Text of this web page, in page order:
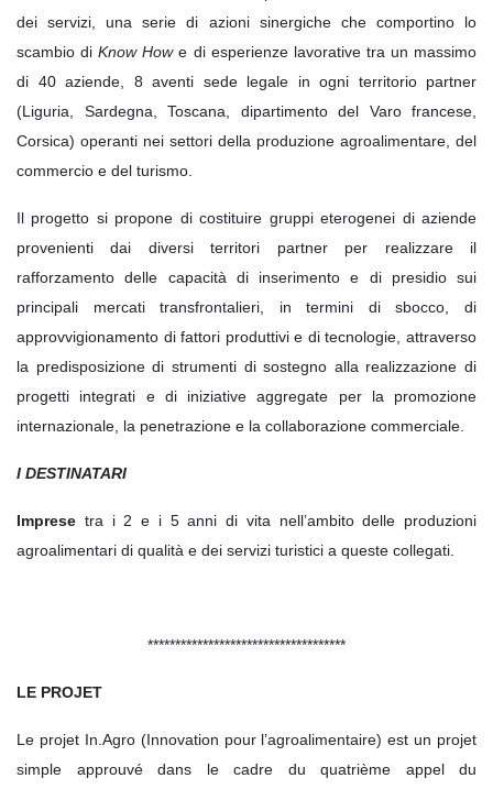
dei servizi, una serie di azioni sinergiche che comportino lo
scambio diKnow Howe di esperienze lavorative tra un massimo
di 40 aziende, 8 aventi sede legale in ogni territorio partner
(Liguria, Sardegna, Toscana, dipartimento del Varo francese,
Corsica) operanti nei settori della produzione agroalimentare, del
commercio e del turismo.
Il progetto si propone di costituire gruppi eterogenei di aziende
provenienti dai diversi territori partner per realizzare il
rafforzamento delle capacità di inserimento e di presidio sui
principali mercati transfrontalieri, in termini di sbocco, di
approvvigionamento di fattori produttivi e di tecnologie, attraverso
la predisposizione di strumenti di sostegno alla realizzazione di
progetti integrati e di iniziative aggregate per la promozione
internazionale, la penetrazione e la collaborazione commerciale.
I DESTINATARI
Imprese tra i 2 e i 5 anni di vita nell’ambito delle produzioni
agroalimentari di qualità e dei servizi turistici a queste collegati.
************************************
LE PROJET
Le projet In.Agro (Innovation pour l’agroalimentaire) est un projet
simple approuvé dans le cadre du quatrième appel du